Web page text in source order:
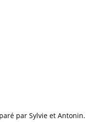
par Sylvie et Antonin.